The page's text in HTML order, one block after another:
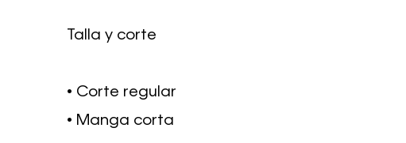
Talla y corte
• Corte regular
• Manga corta